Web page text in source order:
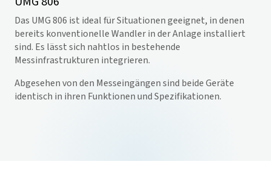
Das UMG 806 ist ideal für Situationen geeignet, in denen
bereits konventionelle Wandler in der Anlage installiert
sind. Es lässt sich nahtlos in bestehende
Messinfrastrukturen integrieren.
Abgesehen von den Messeingängen sind beide Geräte
identisch in ihren Funktionen und Spezifikationen.